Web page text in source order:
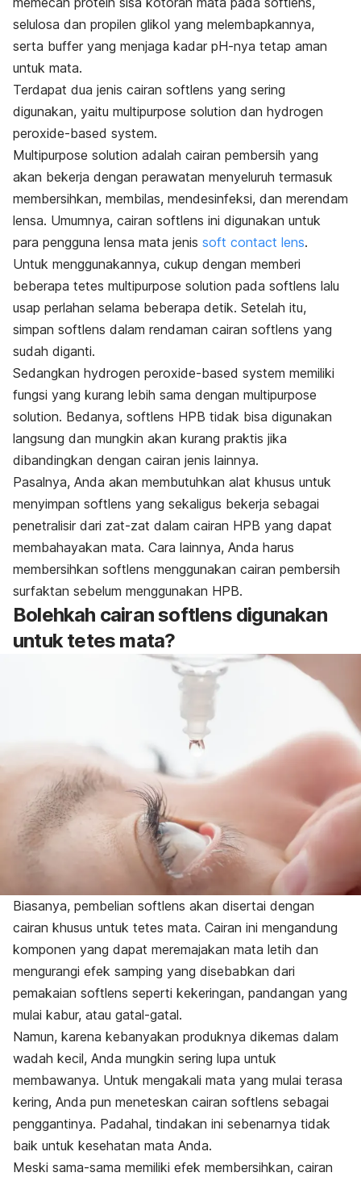
selulosa dan propilen glikol yang melembapkannya,
serta buffer yang menjaga kadar pH-nya tetap aman
untuk mata.
Terdapat dua jenis cairan softlens yang sering
digunakan, yaitu multipurpose solution dan hydrogen
peroxide-based system.
Multipurpose solution adalah cairan pembersih yang
akan bekerja dengan perawatan menyeluruh termasuk
membersihkan, membilas, mendesinfeksi, dan merendam
lensa. Umumnya, cairan softlens ini digunakan untuk
para pengguna lensa mata jenis soft contact lens.
Untuk menggunakannya, cukup dengan memberi
beberapa tetes multipurpose solution pada softlens lalu
usap perlahan selama beberapa detik. Setelah itu,
simpan softlens dalam rendaman cairan softlens yang
sudah diganti.
Sedangkan hydrogen peroxide-based system memiliki
fungsi yang kurang lebih sama dengan multipurpose
solution. Bedanya, softlens HPB tidak bisa digunakan
langsung dan mungkin akan kurang praktis jika
dibandingkan dengan cairan jenis lainnya.
Pasalnya, Anda akan membutuhkan alat khusus untuk
menyimpan softlens yang sekaligus bekerja sebagai
penetralisir dari zat-zat dalam cairan HPB yang dapat
membahayakan mata. Cara lainnya, Anda harus
membersihkan softlens menggunakan cairan pembersih
surfaktan sebelum menggunakan HPB.
Bolehkah cairan softlens digunakan
untuk tetes mata?
Biasanya, pembelian softlens akan disertai dengan
cairan khusus untuk tetes mata. Cairan ini mengandung
komponen yang dapat meremajakan mata letih dan
mengurangi efek samping yang disebabkan dari
pemakaian softlens seperti kekeringan, pandangan yang
mulai kabur, atau gatal-gatal.
Namun, karena kebanyakan produknya dikemas dalam
wadah kecil, Anda mungkin sering lupa untuk
membawanya. Untuk mengakali mata yang mulai terasa
kering, Anda pun meneteskan cairan softlens sebagai
penggantinya. Padahal, tindakan ini sebenarnya tidak
baik untuk kesehatan mata Anda.
Meski sama-sama memiliki efek membersihkan, cairan